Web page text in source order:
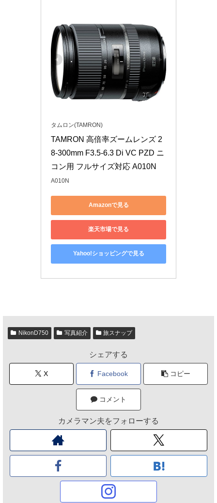
タムロン(TAMRON)
TAMRON 高倍率ズームレンズ 2
8-300mm F3.5-6.3 Di VC PZD ニ
コン用 フルサイズ対応 A010N
A010N
Amazonで見る
楽天市場で見る
Yahoo!ショッピングで見る
NikonD750 写真紹介 旅スナップ
シェアする
X Facebook コピー
コメント
カメラマン夫をフォローする